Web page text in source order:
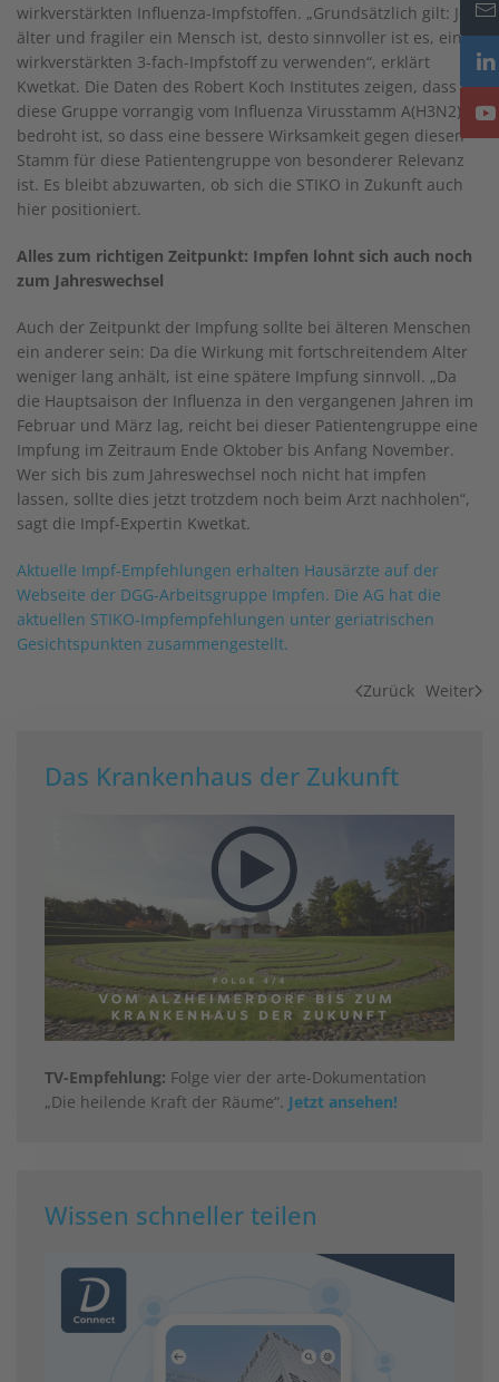
wirkverstärkten Influenza-Impfstoffen. „Grundsätzlich gilt: Je
älter und fragiler ein Mensch ist, desto sinnvoller ist es, einen
wirkverstärkten 3-fach-Impfstoff zu verwenden“, erklärt
Kwetkat. Die Daten des Robert Koch Institutes zeigen, dass
diese Gruppe vorrangig vom Influenza Virusstamm A(H3N2)
bedroht ist, so dass eine bessere Wirksamkeit gegen diesen
Stamm für diese Patientengruppe von besonderer Relevanz
ist. Es bleibt abzuwarten, ob sich die STIKO in Zukunft auch
hier positioniert.
Alles zum richtigen Zeitpunkt: Impfen lohnt sich auch noch
zum Jahreswechsel
Auch der Zeitpunkt der Impfung sollte bei älteren Menschen
ein anderer sein: Da die Wirkung mit fortschreitendem Alter
weniger lang anhält, ist eine spätere Impfung sinnvoll. „Da
die Hauptsaison der Influenza in den vergangenen Jahren im
Februar und März lag, reicht bei dieser Patientengruppe eine
Impfung im Zeitraum Ende Oktober bis Anfang November.
Wer sich bis zum Jahreswechsel noch nicht hat impfen
lassen, sollte dies jetzt trotzdem noch beim Arzt nachholen“,
sagt die Impf-Expertin Kwetkat.
Aktuelle Impf-Empfehlungen erhalten Hausärzte auf der
Webseite der DGG-Arbeitsgruppe Impfen. Die AG hat die
aktuellen STIKO-Impfempfehlungen unter geriatrischen
Gesichtspunkten zusammengestellt.
Zurück Weiter
Das Krankenhaus der Zukunft
TV-Empfehlung: Folge vier der arte-Dokumentation
„Die heilende Kraft der Räume“. Jetzt ansehen!
Wissen schneller teilen